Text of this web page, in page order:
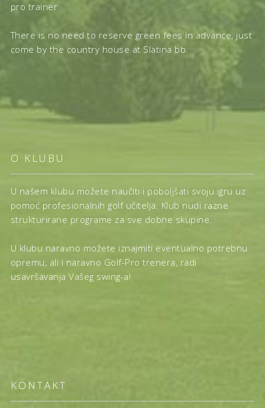
pro trainer.
There is no need to reserve green fees in advance, just
come by the country house at Slatina bb.
O KLUBU
U našem klubu možete naučiti i poboljšati svoju igru uz
pomoć profesionalnih golf učitelja. Klub nudi razne
strukturirane programe za sve dobne skupine.
U klubu naravno možete iznajmiti eventualno potrebnu
opremu, ali i naravno Golf-Pro trenera, radi
usavršavanja Vašeg swing-a!
KONTAKT